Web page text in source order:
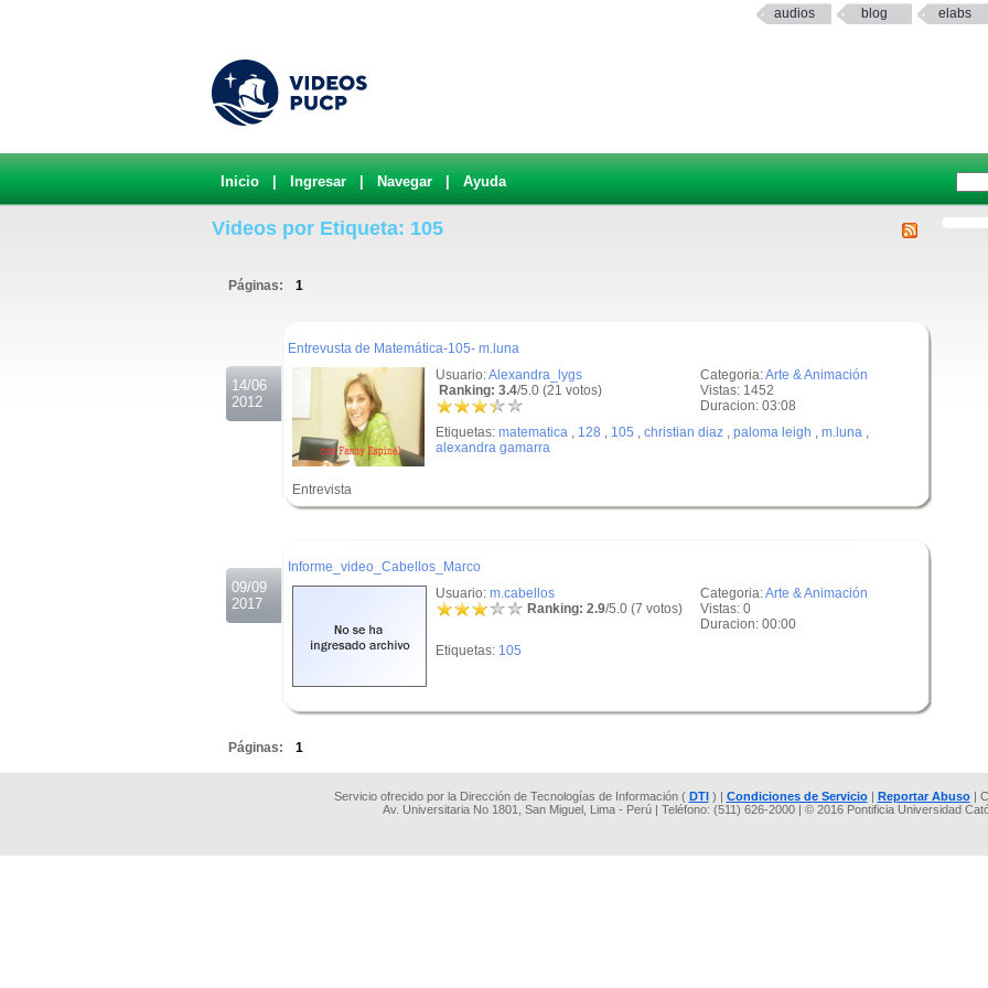
audios blog elabs
Inicio Ingresar Navegar Ayuda
Videos por Etiqueta: 105
Páginas: 1
14/06
2012
Entrevusta de Matemática-105- m.luna
Categoria:Arte & Animación
Vistas: 1452
Duracion: 03:08
Usuario:Alexandra_lygs
Ranking: 3.4/5.0 (21 votos)
Etiquetas: matematica , 128 , 105 , christian diaz , paloma leigh , m.luna ,
alexandra gamarra
Entrevista
09/09
2017
Informe_video_Cabellos_Marco
Categoria:Arte & Animación
Vistas: 0
Duracion: 00:00
Usuario: m.cabellos
Ranking: 2.9/5.0 (7 votos)
Etiquetas: 105
Páginas: 1
Servicio ofrecido por la Dirección de Tecnologías de Información ( DTI) | Condiciones de Servicio| Reportar Abuso|
Av. Universitaria No 1801, San Miguel, Lima - Perú | Teléfono: (511) 626-2000 | © 2016 Pontificia Universidad